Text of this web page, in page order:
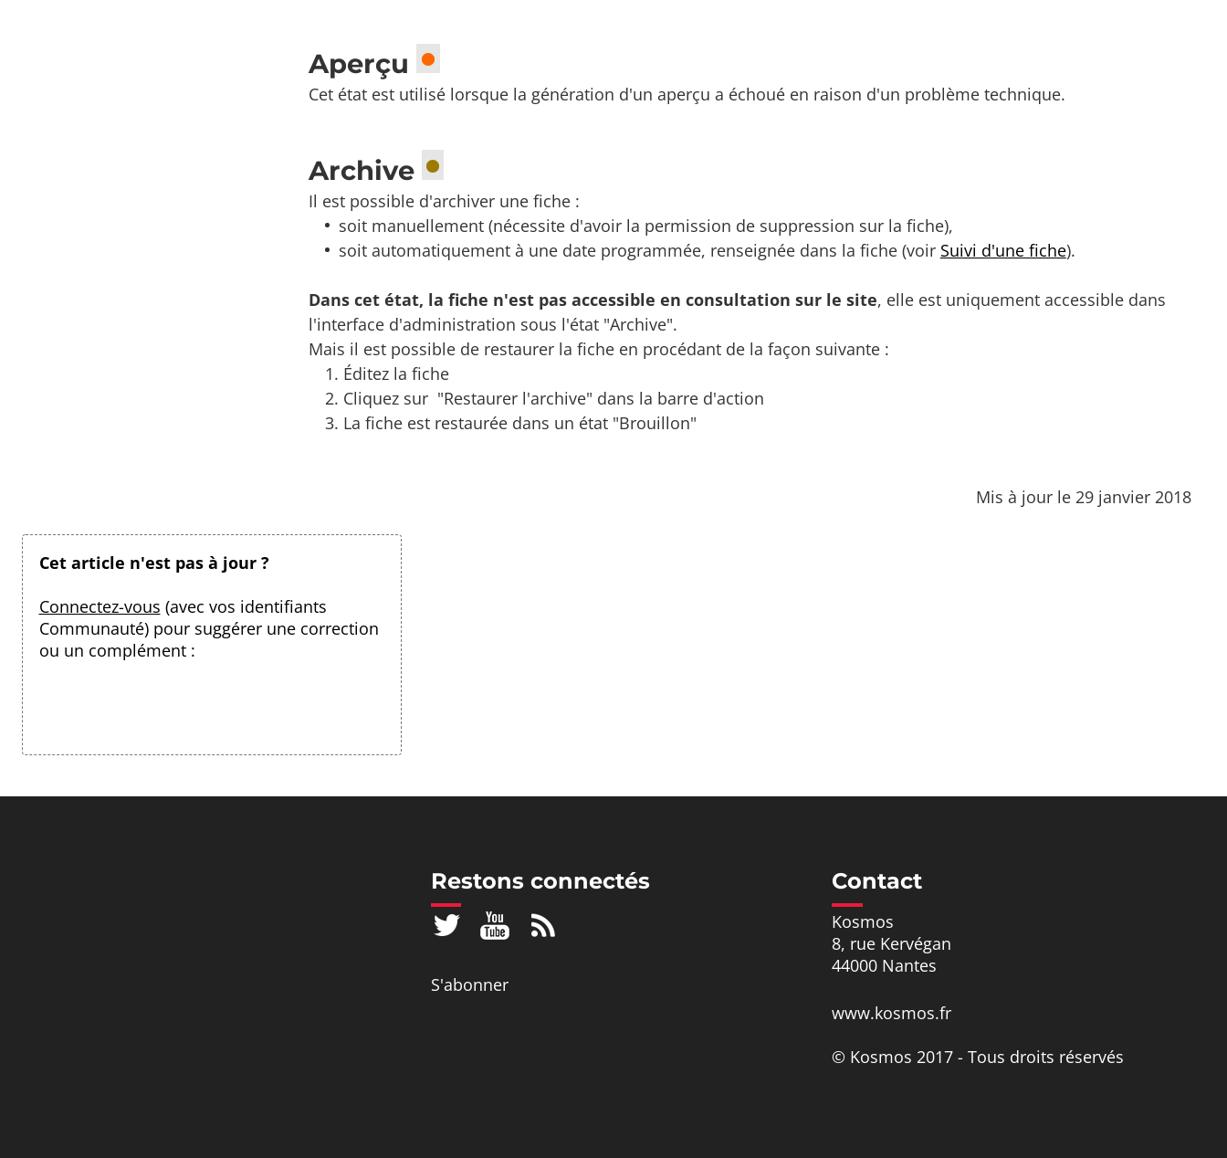
Aperçu
Cet état est utilisé lorsque la génération d'un aperçu a échoué en raison d'un problème technique.
Archive
Il est possible d'archiver une fiche :
soit manuellement (nécessite d'avoir la permission de suppression sur la fiche),
soit automatiquement à une date programmée, renseignée dans la fiche (voir Suivi d'une fiche).
Dans cet état, la fiche n'est pas accessible en consultation sur le site, elle est uniquement accessible dans
l'interface d'administration sous l'état "Archive".
Mais il est possible de restaurer la fiche en procédant de la façon suivante :
Éditez la fiche
Cliquez sur "Restaurer l'archive" dans la barre d'action
La fiche est restaurée dans un état "Brouillon"
Mis à jour le 29 janvier 2018
Cet article n'est pas à jour ?
Connectez-vous (avec vos identifiants
Communauté) pour suggérer une correction
ou un complément :
Restons connectés
S'abonner
Contact
Kosmos
8, rue Kervégan
44000 Nantes
www.kosmos.fr
© Kosmos 2017 - Tous droits réservés